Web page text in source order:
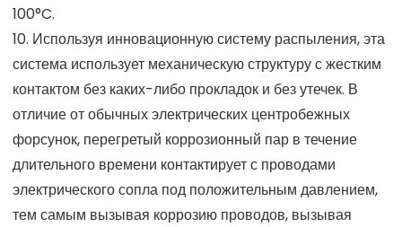
100°C.
10. Используя инновационную систему распыления, эта
система использует механическую структуру с жестким
контактом без каких-либо прокладок и без утечек. В
отличие от обычных электрических центробежных
форсунок, перегретый коррозионный пар в течение
длительного времени контактирует с проводами
электрического сопла под положительным давлением,
тем самым вызывая коррозию проводов, вызывая